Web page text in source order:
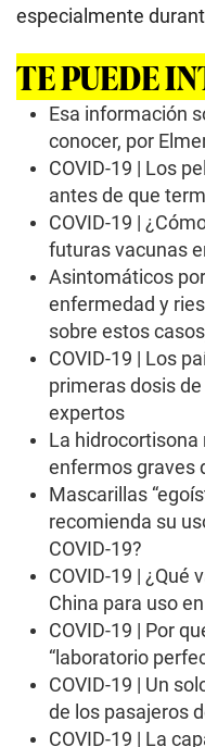
especialmente
TE PUEDE
Esa información
conocer, por
COVID-19 | Los
antes de que
COVID-19 |
futuras vacunas
Asintomáticos
enfermedad y
sobre estos
COVID-19 | Los
primeras dosis
expertos
La hidrocortisona
enfermos graves
Mascarillas
recomienda su
COVID-19?
COVID-19 | ¿Qué
China para uso
COVID-19 | Por
“laboratorio
COVID-19 | Un
de los pasajeros
COVID-19 | La